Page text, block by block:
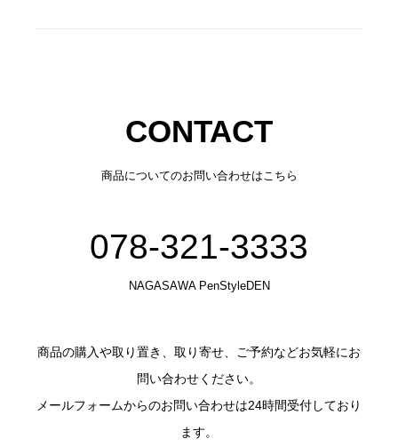
CONTACT
商品についてのお問い合わせはこちら
078-321-3333
NAGASAWA PenStyleDEN
商品の購入や取り置き、取り寄せ、ご予約などお気軽にお
問い合わせください。
メールフォームからのお問い合わせは24時間受付しており
ます。